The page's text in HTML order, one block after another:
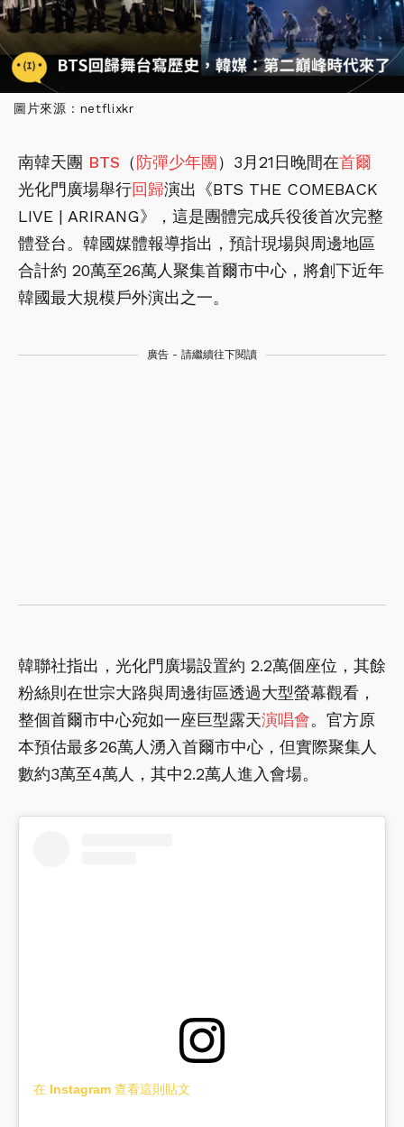
圖片來源：netflixkr
南韓天團 BTS （ 防彈少年團 ）3月21日晚間在首爾
光化門廣場舉行回歸演出《BTS THE COMEBACK
LIVE | ARIRANG》，這是團體完成兵役後首次完整
體登台。韓國媒體報導指出，預計現場與周邊地區
合計約 20萬至26萬人聚集首爾市中心，將創下近年
韓國最大規模戶外演出之一。
廣告 - 請繼續往下閱讀
韓聯社指出，光化門廣場設置約 2.2萬個座位，其餘
粉絲則在世宗大路與周邊街區透過大型螢幕觀看，
整個首爾市中心宛如一座巨型露天演唱會。官方原
本預估最多26萬人湧入首爾市中心，但實際聚集人
數約3萬至4萬人，其中2.2萬人進入會場。
在 Instagram 查看這則貼文